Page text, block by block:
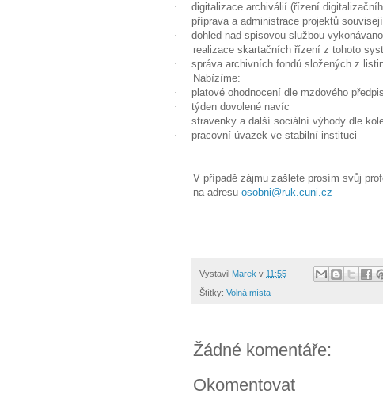
·
digitalizace archiválií (řízení
·
příprava a administrace projektů
·
dohled nad spisovou službou
realizace skartačních řízení z tohoto
·
správa archivních fondů složených z
Nabízíme:
·
platové ohodnocení dle mzdového
·
týden dovolené navíc
·
stravenky a další sociální výhody dle
·
pracovní úvazek ve stabilní instituci
V případě zájmu zašlete prosím svůj
na adresu osobni@ruk.cuni.cz
Vystavil Marek v 11:55
Štítky: Volná místa
Žádné komentáře:
Okomentovat